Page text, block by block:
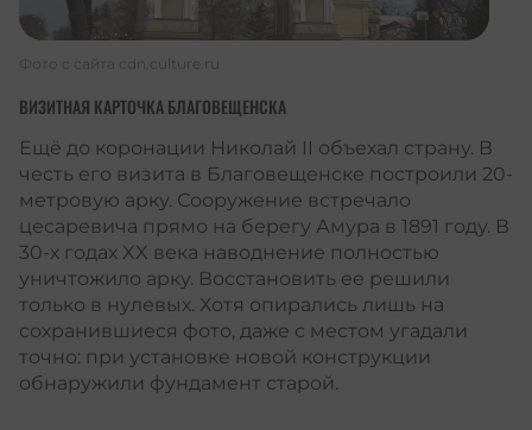
Фото с сайта cdn.culture.ru
ВИЗИТНАЯ КАРТОЧКА БЛАГОВЕЩЕНСКА
Ещё до коронации Николай II объехал страну. В
честь его визита в Благовещенске построили 20-
метровую арку. Сооружение встречало
цесаревича прямо на берегу Амура в 1891 году. В
30-х годах XX века наводнение полностью
уничтожило арку. Восстановить ее решили
только в нулевых. Хотя опирались лишь на
сохранившиеся фото, даже с местом угадали
точно: при установке новой конструкции
обнаружили фундамент старой.